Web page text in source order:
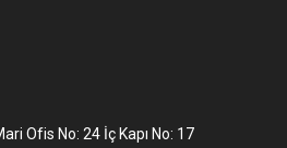
Ofis No: 24 İç Kapı No: 17